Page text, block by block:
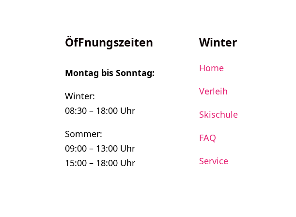
ÖfFnungszeiten
Montag bis Sonntag:
Winter:
08:30 – 18:00 Uhr
Sommer:
09:00 – 13:00 Uhr
15:00 – 18:00 Uhr
Winter
Home
Verleih
Skischule
FAQ
Service